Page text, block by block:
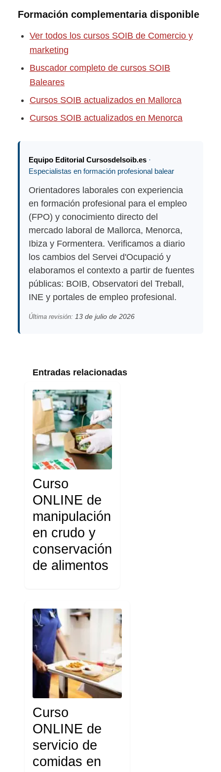
Formación complementaria disponible
Ver todos los cursos SOIB de Comercio y
marketing
Buscador completo de cursos SOIB
Baleares
Cursos SOIB actualizados en Mallorca
Cursos SOIB actualizados en Menorca
Equipo Editorial Cursosdelsoib.es·
Especialistas en formación profesional balear
Orientadores laborales con experiencia
en formación profesional para el empleo
(FPO) y conocimiento directo del
mercado laboral de Mallorca, Menorca,
Ibiza y Formentera. Verificamos a diario
los cambios del Servei d'Ocupació y
elaboramos el contexto a partir de fuentes
públicas: BOIB, Observatori del Treball,
INE y portales de empleo profesional.
Última revisión: 13 de julio de 2026
Entradas relacionadas
Curso
ONLINE de
manipulación
en crudo y
conservación
de alimentos
Curso
ONLINE de
servicio de
comidas en